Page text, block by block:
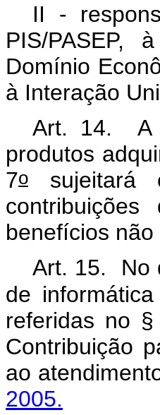
II -
PIS/PASEP,
Domínio
à Interação
Art. 14. A
produtos
7o sujeitará
benefícios não
Art. 15. No
de
referidas no
Contribuição
ao
2005.